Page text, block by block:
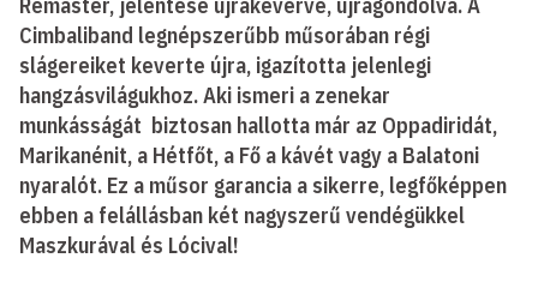
Cimbaliband legnépszerűbb műsorában régi
slágereiket keverte újra, igazította jelenlegi
hangzásvilágukhoz. Aki ismeri a zenekar
munkásságát biztosan hallotta már az Oppadiridát,
Marikanénit, a Hétfőt, a Fő a kávét vagy a Balatoni
nyaralót. Ez a műsor garancia a sikerre, legfőképpen
ebben a felállásban két nagyszerű vendégükkel
Maszkurával és Lócival!